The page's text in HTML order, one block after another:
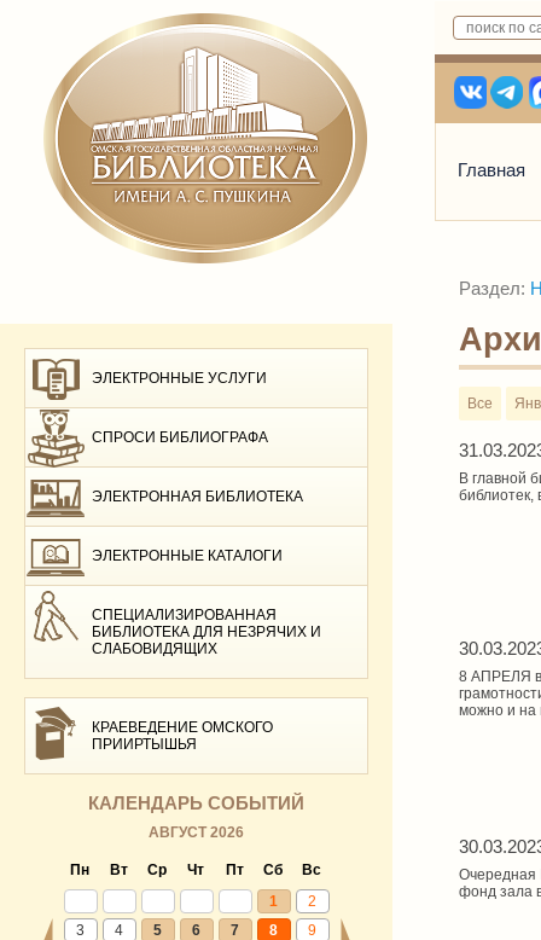
Главная
ЭЛЕКТРОННЫЕ УСЛУГИ
СПРОСИ БИБЛИОГРАФА
ЭЛЕКТРОННАЯ БИБЛИОТЕКА
ЭЛЕКТРОННЫЕ КАТАЛОГИ
СПЕЦИАЛИЗИРОВАННАЯ
БИБЛИОТЕКА ДЛЯ НЕЗРЯЧИХ И
СЛАБОВИДЯЩИХ
КРАЕВЕДЕНИЕ ОМСКОГО
ПРИИРТЫШЬЯ
КАЛЕНДАРЬ СОБЫТИЙ
АВГУСТ 2026
Пн Вт Ср Чт Пт Сб
Вс
1
2
3
4 5 6 7 8
9
Раздел:
Все
В главной
библиотек,
8 АПРЕЛЯ в
можно и на
фонд зала